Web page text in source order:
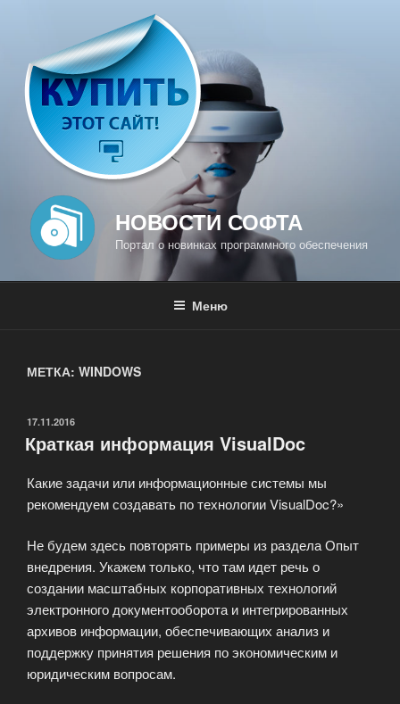
содержимому
НОВОСТИ СОФТА
Портал о новинках программного обеспечения
Меню
МЕТКА: WINDOWS
ОПУБЛИКОВАНО
17.11.2016
Краткая информация VisualDoc
Какие задачи или информационные системы мы
рекомендуем создавать по технологии VisualDoc?»
Не будем здесь повторять примеры из раздела Опыт
внедрения. Укажем только, что там идет речь о
создании масштабных корпоративных технологий
электронного документооборота и интегрированных
архивов информации, обеспечивающих анализ и
поддержку принятия решения по экономическим и
юридическим вопросам.